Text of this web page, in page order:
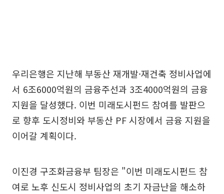
우리은행은 지난해 부동산 재개발·재건축 정비사업에
서 6조6000억원의 금융주선과 3조4000억원의 금융
지원을 달성했다. 이번 미래도시펀드 참여를 발판으
로 향후 도시정비와 부동산 PF 시장에서 금융 지원을
이어갈 계획이다.
이진경 구조화금융부 팀장은 "이번 미래도시펀드 참
여로 노후 신도시 정비사업의 초기 자금난을 해소하